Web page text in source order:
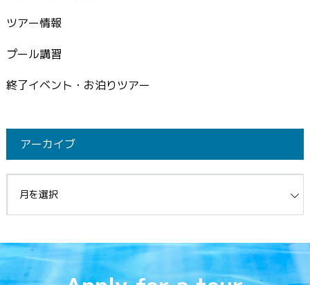
ツアー情報
プール講習
終了イベント・お泊りツアー
アーカイブ